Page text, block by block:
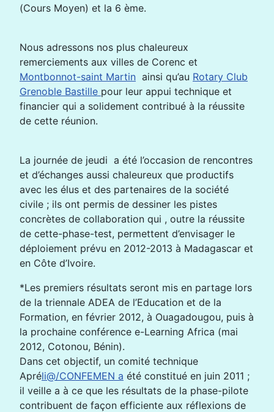
(Cours Moyen) et la 6 ème.
Nous adressons nos plus chaleureux
remerciements aux villes de Corenc et
Montbonnot-saint Martin ainsi qu’au Rotary Club
Grenoble Bastille pour leur appui technique et
financier qui a solidement contribué à la réussite
de cette réunion.
La journée de jeudi a été l’occasion de rencontres
et d’échanges aussi chaleureux que productifs
avec les élus et des partenaires de la société
civile ; ils ont permis de dessiner les pistes
concrètes de collaboration qui , outre la réussite
de cette-phase-test, permettent d’envisager le
déploiement prévu en 2012-2013 à Madagascar et
en Côte d’Ivoire.
*Les premiers résultats seront mis en partage lors
de la triennale ADEA de l’Education et de la
Formation, en février 2012, à Ouagadougou, puis à
la prochaine conférence e-Learning Africa (mai
2012, Cotonou, Bénin).
Dans cet objectif, un comité technique
Apréli@/CONFEMEN a été constitué en juin 2011 ;
il veille a à ce que les résultats de la phase-pilote
contribuent de façon efficiente aux réflexions de